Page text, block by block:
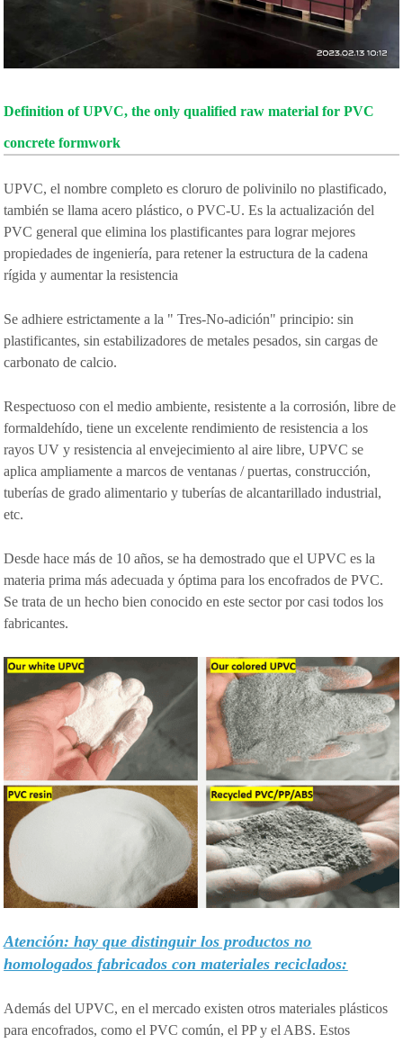
Definition of UPVC, the only qualified raw material for PVC
concrete formwork
UPVC, el nombre completo es cloruro de polivinilo no plastificado,
también se llama acero plástico, o PVC-U. Es la actualización del
PVC general que elimina los plastificantes para lograr mejores
propiedades de ingeniería, para retener la estructura de la cadena
rígida y aumentar la resistencia
Se adhiere estrictamente a la " Tres-No-adición" principio: sin
plastificantes, sin estabilizadores de metales pesados, sin cargas de
carbonato de calcio.
Respectuoso con el medio ambiente, resistente a la corrosión, libre de
formaldehído, tiene un excelente rendimiento de resistencia a los
rayos UV y resistencia al envejecimiento al aire libre, UPVC se
aplica ampliamente a marcos de ventanas / puertas, construcción,
tuberías de grado alimentario y tuberías de alcantarillado industrial,
etc.
Desde hace más de 10 años, se ha demostrado que el UPVC es la
materia prima más adecuada y óptima para los encofrados de PVC.
Se trata de un hecho bien conocido en este sector por casi todos los
fabricantes.
Atención: hay que distinguir los productos no
homologados fabricados con materiales reciclados:
Además del UPVC, en el mercado existen otros materiales plásticos
para encofrados, como el PVC común, el PP y el ABS. Estos